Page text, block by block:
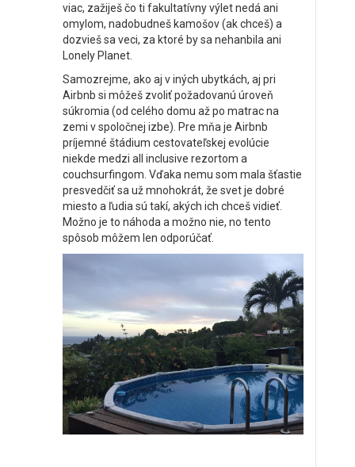
viac, zažiješ čo ti fakultatívny výlet nedá ani
omylom, nadobudneš kamošov (ak chceš) a
dozvieš sa veci, za ktoré by sa nehanbila ani
Lonely Planet.
Samozrejme, ako aj v iných ubytkách, aj pri
Airbnb si môžeš zvoliť požadovanú úroveň
súkromia (od celého domu až po matrac na
zemi v spoločnej izbe). Pre mňa je Airbnb
príjemné štádium cestovateľskej evolúcie
niekde medzi all inclusive rezortom a
couchsurfingom. Vďaka nemu som mala šťastie
presvedčiť sa už mnohokrát, že svet je dobré
miesto a ľudia sú takí, akých ich chceš vidieť.
Možno je to náhoda a možno nie, no tento
spôsob môžem len odporúčať.